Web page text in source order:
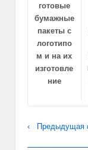
готовые
бумажные
пакеты с
логотипо
м и на их
изготовле
ние
‹ Предыдущая